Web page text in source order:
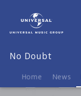
Musik
The
2003
No Doubt
Home News